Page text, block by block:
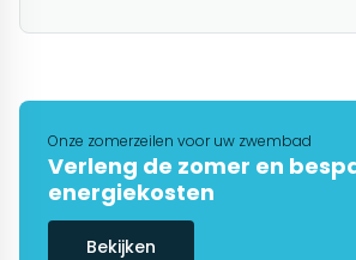
Onze zomerzeilen voor uw zwembad
Verleng de zomer en
energiekosten
Bekijken